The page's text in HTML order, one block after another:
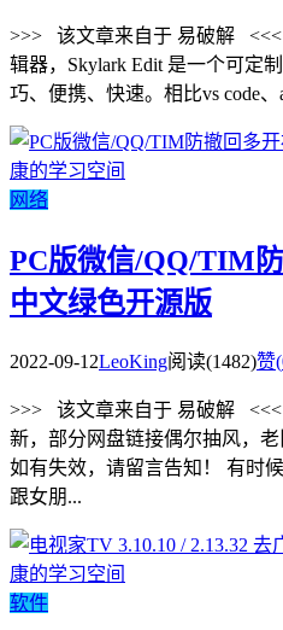
>>> 该文章来自于 易破解 <<<
辑器，Skylark Edit 是一个可定
巧、便携、快速。相比vs code、
网络
PC版微信/QQ/TIM
中文绿色开源版
2022-09-12LeoKing阅读(1482)赞(
>>> 该文章来自于 易破解 <<<
新，部分网盘链接偶尔抽风，
如有失效，请留言告知！ 有时
跟女朋...
软件